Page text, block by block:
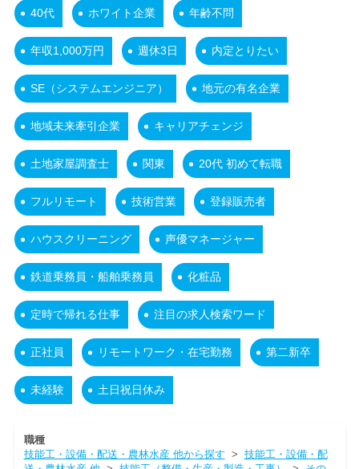
40代 ホワイト企業 年齢不問
年収1,000万円 週休3日 内定とりたい
SE（システムエンジニア） 地元の有名企業
地域未来牽引企業 キャリアチェンジ
土地家屋調査士 関東 20代 初めて転職
フルリモート 技術営業 登録販売者
ハウスクリーニング 声優マネージャー
鉄道乗務員・船舶乗務員 化粧品
定時で帰れる仕事 注目の求人検索ワード
正社員 リモートワーク・在宅勤務 第二新卒
未経験 土日祝日休み
職種
技能工・設備・配送・農林水産 他から探す > 技能工・設備・配